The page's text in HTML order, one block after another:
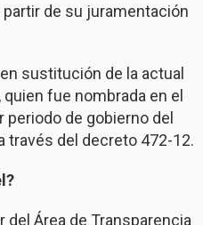
de su juramentación
sustitución de la actual
fue nombrada en el
periodo de gobierno del
través del decreto 472-12.
Área de Transparencia